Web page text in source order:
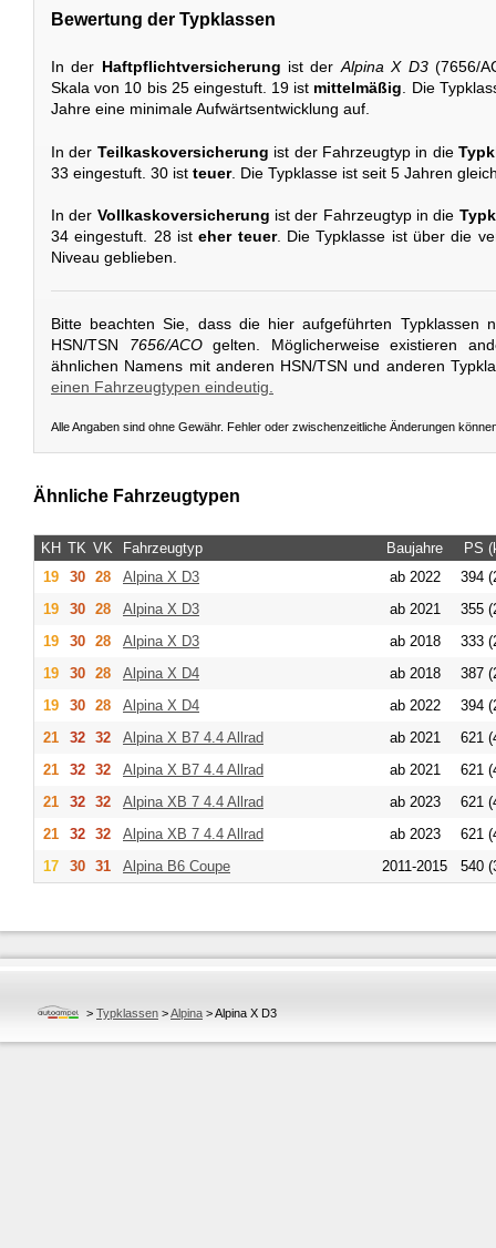
Bewertung der Typklassen
In der Haftpflichtversicherung ist der Alpina X D3(7656/
Skala von 10 bis 25 eingestuft. 19 ist mittelmäßig . Die
Jahre eine minimale Aufwärtsentwicklung auf.
In der Teilkaskoversicherung ist der Fahrzeugtyp in die
33 eingestuft. 30 ist teuer. Die Typklasse ist seit 5 Jahren
In der Vollkaskoversicherung ist der Fahrzeugtyp in die
34 eingestuft. 28 isteher teuer. Die Typklasse ist über die
Niveau geblieben.
Bitte beachten Sie, dass die hier aufgeführten Typklassen
HSN/TSN 7656/ACOgelten. Möglicherweise existieren
ähnlichen Namens mit anderen HSN/TSN und anderen
einen Fahrzeugtypen eindeutig.
Alle Angaben sind ohne Gewähr. Fehler oder zwischenzeitliche Änderungen
Ähnliche Fahrzeugtypen
KH TK VK Fahrzeugtyp Baujahre
PS
19
30 28 Alpina X D3 ab 2022
394
19
30 28 Alpina X D3 ab 2021
355
19
30 28 Alpina X D3 ab 2018
333
19
30 28 Alpina X D4 ab 2018
387
19
30 28 Alpina X D4 ab 2022
394
21
32 32 Alpina X B7 4.4 Allrad ab 2021
621
21
32 32 Alpina X B7 4.4 Allrad ab 2021
621
21
32 32 Alpina XB 7 4.4 Allrad ab 2023
621
21
32 32 Alpina XB 7 4.4 Allrad ab 2023
621
17
30 31 Alpina B6 Coupe 2011-2015 540
> Typklassen >Alpina >Alpina X D3